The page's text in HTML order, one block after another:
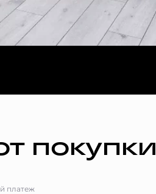
покупки
платеж